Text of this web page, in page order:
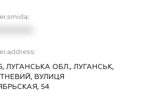
ЛУГАНСЬКА ОБЛ., ЛУГАНСЬК,
ВУЛИЦЯ
54